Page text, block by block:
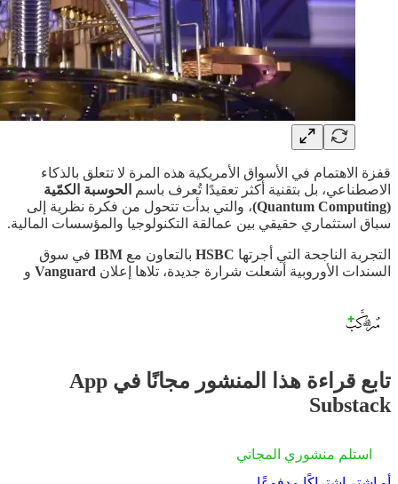
قفزة الاهتمام في الأسواق الأمريكية هذه المرة لا تتعلق بالذكاء
الاصطناعي، بل بتقنية أكثر تعقيدًا تُعرف باسم
الحوسبة الكمّية
(Quantum Computing)
، والتي بدأت تتحول من فكرة نظرية إلى
سباق استثماري حقيقي بين عمالقة التكنولوجيا والمؤسسات المالية.
التجربة الناجحة التي أجرتها HSBC بالتعاون مع IBM في سوق
السندات الأوروبية أشعلت شرارة جديدة، تلاها إعلان Vanguard و
تابع قراءة هذا المنشور مجانًا في App
Substack
استلم منشوري المجاني